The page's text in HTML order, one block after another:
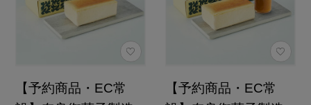
【予約商品・EC常
【予約商品・EC常